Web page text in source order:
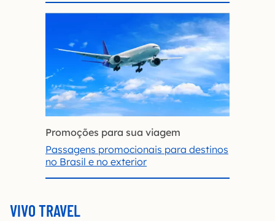
Promoções para sua viagem
Passagens promocionais para destinos
no Brasil e no exterior
VIVO TRAVEL